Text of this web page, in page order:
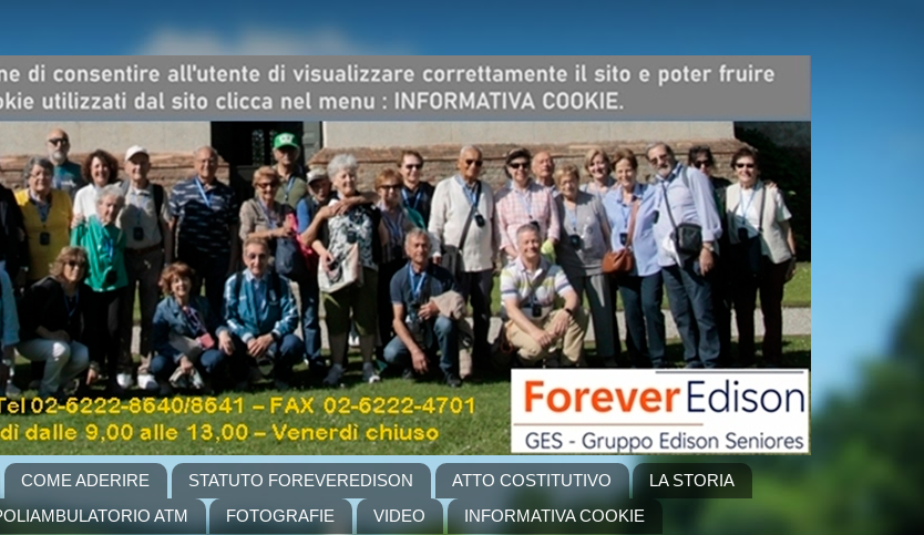
COME ADERIRE STATUTO FOREVEREDISON ATTO COSTITUTIVO
LA STORIA
ATM FOTOGRAFIE VIDEO INFORMATIVA COOKIE